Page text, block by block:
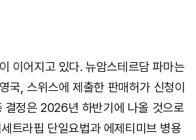
이어지고 있다. 뉴암스테르담 파마는
국, 스위스에 제출한 판매허가 신청이
결정은 2026년 하반기에 나올 것으로
트라핍 단일요법과 에제티미브 병용